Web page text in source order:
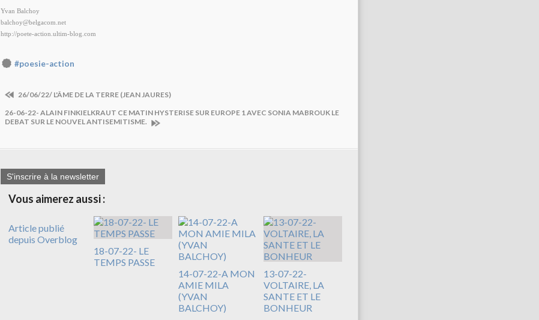
Yvan Balchoy
balchoy@belgacom.net
http://poete-action.ultim-blog.com
#poesie-action
26/06/22/ L'ÂME DE LA TERRE (JEAN JAURES)
26-06-22- ALAIN FINKIELKRAUT CE MATIN HYSTERISE SUR EUROPE 1 AVEC SONIA MABROUK LE
DEBAT SUR LE NOUVEL ANTISEMITISME.
S'inscrire à la newsletter
Vous aimerez aussi :
Article publié
depuis Overblog
18-07-22- LE
TEMPS PASSE
14-07-22-A MON
AMIE MILA
(YVAN
BALCHOY)
13-07-22-
VOLTAIRE, LA
SANTE ET LE
BONHEUR